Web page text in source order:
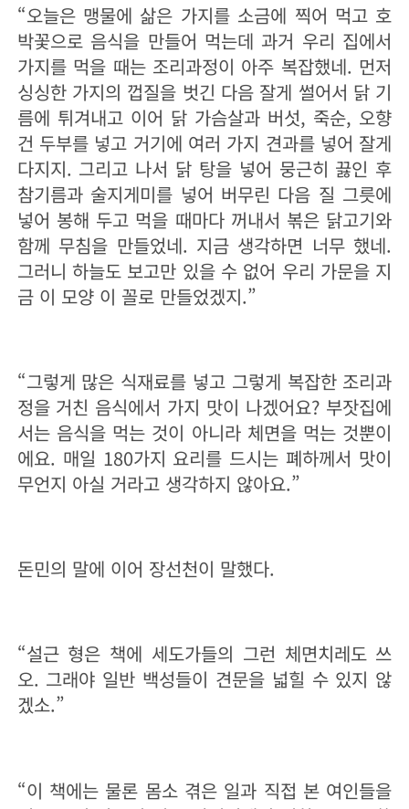
“오늘은 맹물에 삶은 가지를 소금에 찍어 먹고 호
박꽃으로 음식을 만들어 먹는데 과거 우리 집에서
가지를 먹을 때는 조리과정이 아주 복잡했네. 먼저
싱싱한 가지의 껍질을 벗긴 다음 잘게 썰어서 닭 기
름에 튀겨내고 이어 닭 가슴살과 버섯, 죽순, 오향
건 두부를 넣고 거기에 여러 가지 견과를 넣어 잘게
다지지. 그리고 나서 닭 탕을 넣어 뭉근히 끓인 후
참기름과 술지게미를 넣어 버무린 다음 질 그릇에
넣어 봉해 두고 먹을 때마다 꺼내서 볶은 닭고기와
함께 무침을 만들었네. 지금 생각하면 너무 했네.
그러니 하늘도 보고만 있을 수 없어 우리 가문을 지
금 이 모양 이 꼴로 만들었겠지.”
“그렇게 많은 식재료를 넣고 그렇게 복잡한 조리과
정을 거친 음식에서 가지 맛이 나겠어요? 부잣집에
서는 음식을 먹는 것이 아니라 체면을 먹는 것뿐이
에요. 매일 180가지 요리를 드시는 폐하께서 맛이
무언지 아실 거라고 생각하지 않아요.”
돈민의 말에 이어 장선천이 말했다.
“설근 형은 책에 세도가들의 그런 체면치레도 쓰
오. 그래야 일반 백성들이 견문을 넓힐 수 있지 않
겠소.”
“이 책에는 물론 몸소 겪은 일과 직접 본 여인들을